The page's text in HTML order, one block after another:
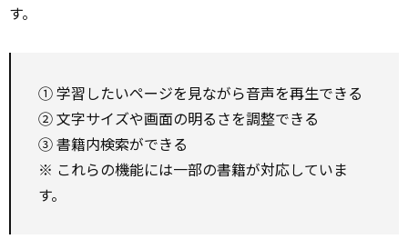
す。
① 学習したいページを見ながら音声を再生できる
② 文字サイズや画面の明るさを調整できる
③ 書籍内検索ができる
※ これらの機能には一部の書籍が対応していま
す。